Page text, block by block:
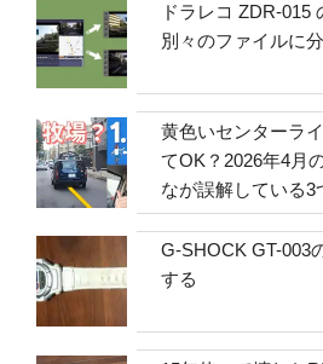
ドラレコ ZDR-015
別々のファイルに
黄色いセンターラ
てOK？2026年4月
なが誤解している3
G-SHOCK GT-003
する